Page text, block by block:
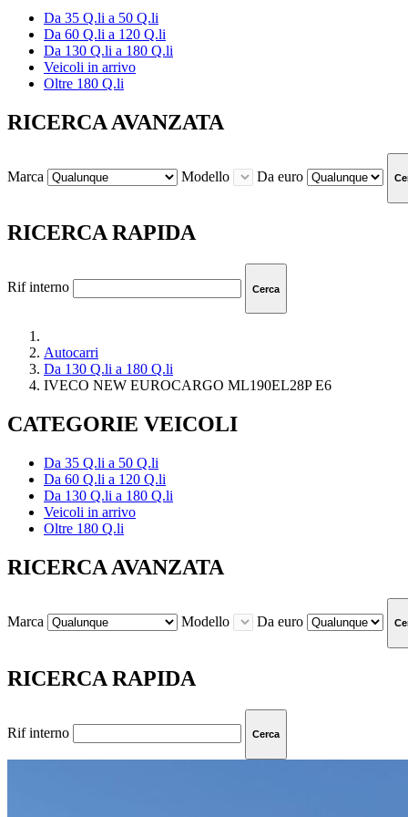
Da 35 Q.li a 50 Q.li
Da 60 Q.li a 120 Q.li
Da 130 Q.li a 180 Q.li
Veicoli in arrivo
Oltre 180 Q.li
RICERCA AVANZATA
Marca Modello Da euro
RICERCA RAPIDA
Rif interno Cerca
Autocarri
Da 130 Q.li a 180 Q.li
IVECO NEW EUROCARGO ML190EL28P E6
CATEGORIE VEICOLI
Da 35 Q.li a 50 Q.li
Da 60 Q.li a 120 Q.li
Da 130 Q.li a 180 Q.li
Veicoli in arrivo
Oltre 180 Q.li
RICERCA AVANZATA
Marca Modello Da euro
RICERCA RAPIDA
Rif interno Cerca